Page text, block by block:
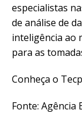
especialistas
de análise de
inteligência ao
para as
Conheça o
Fonte: Agência